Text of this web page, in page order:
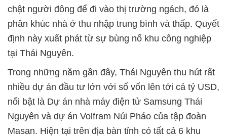
chật người đông để đi vào thị trường ngách, đó là
phân khúc nhà ở thu nhập trung bình và thấp. Quyết
định này xuất phát từ sự bùng nổ khu công nghiệp
tại Thái Nguyên.
Trong những năm gần đây, Thái Nguyên thu hút rất
nhiều dự án đầu tư lớn với số vốn lên tới cả tỷ USD,
nổi bật là Dự án nhà máy điện tử Samsung Thái
Nguyên và dự án Volfram Núi Pháo của tập đoàn
Masan. Hiện tại trên địa bàn tỉnh có tất cả 6 khu